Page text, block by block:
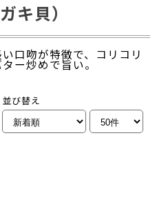
キ貝）
口吻が特徴で、コリコリ
ー炒めで旨い。
並び替え